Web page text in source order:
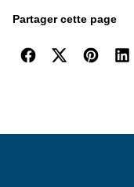
Partager cette page